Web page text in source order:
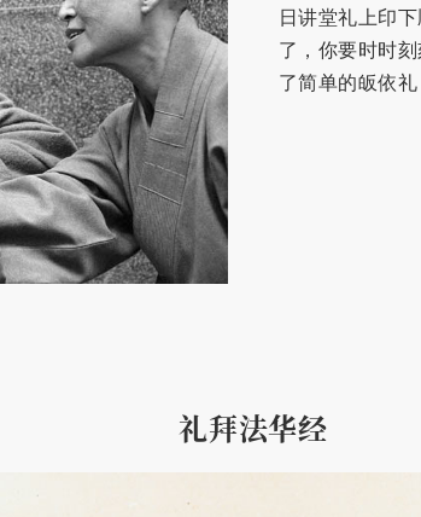
日讲堂礼上印
了，你要时时
了简单的皈依
礼拜法华经